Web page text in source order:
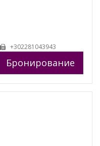
+302281043943
Бронирование